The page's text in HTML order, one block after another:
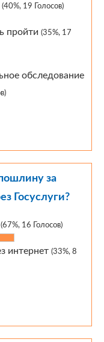
(40%, 19 Голосов)
пройти (35%, 17
обследование
за
Госуслуги?
(67%, 16 Голосов)
интернет (33%, 8